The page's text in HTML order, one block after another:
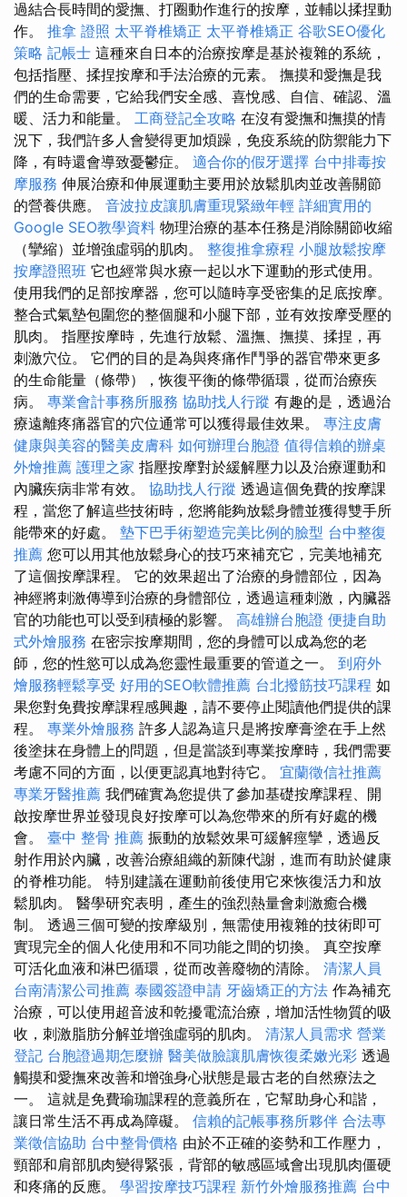
過結合長時間的愛撫、打圈動作進行的按摩，並輔以揉捏動
作。 推拿 證照 太平脊椎矯正 太平脊椎矯正 谷歌SEO優化
策略 記帳士 這種來自日本的治療按摩是基於複雜的系統，
包括指壓、揉捏按摩和手法治療的元素。 撫摸和愛撫是我
們的生命需要，它給我們安全感、喜悅感、自信、確認、溫
暖、活力和能量。 工商登記全攻略 在沒有愛撫和撫摸的情
況下，我們許多人會變得更加煩躁，免疫系統的防禦能力下
降，有時還會導致憂鬱症。 適合你的假牙選擇 台中排毒按
摩服務 伸展治療和伸展運動主要用於放鬆肌肉並改善關節
的營養供應。 音波拉皮讓肌膚重現緊緻年輕 詳細實用的
Google SEO教學資料 物理治療的基本任務是消除關節收縮
（攣縮）並增強虛弱的肌肉。 整復推拿療程 小腿放鬆按摩
按摩證照班 它也經常與水療一起以水下運動的形式使用。
使用我們的足部按摩器，您可以隨時享受密集的足底按摩。
整合式氣墊包圍您的整個腿和小腿下部，並有效按摩受壓的
肌肉。 指壓按摩時，先進行放鬆、溫撫、撫摸、揉捏，再
刺激穴位。 它們的目的是為與疼痛作鬥爭的器官帶來更多
的生命能量（條帶），恢復平衡的條帶循環，從而治療疾
病。 專業會計事務所服務 協助找人行蹤 有趣的是，透過治
療遠離疼痛器官的穴位通常可以獲得最佳效果。 專注皮膚
健康與美容的醫美皮膚科 如何辦理台胞證 值得信賴的辦桌
外燴推薦 護理之家 指壓按摩對於緩解壓力以及治療運動和
內臟疾病非常有效。 協助找人行蹤 透過這個免費的按摩課
程，當您了解這些技術時，您將能夠放鬆身體並獲得雙手所
能帶來的好處。 墊下巴手術塑造完美比例的臉型 台中整復
推薦 您可以用其他放鬆身心的技巧來補充它，完美地補充
了這個按摩課程。 它的效果超出了治療的身體部位，因為
神經將刺激傳導到治療的身體部位，透過這種刺激，內臟器
官的功能也可以受到積極的影響。 高雄辦台胞證 便捷自助
式外燴服務 在密宗按摩期間，您的身體可以成為您的老
師，您的性慾可以成為您靈性最重要的管道之一。 到府外
燴服務輕鬆享受 好用的SEO軟體推薦 台北撥筋技巧課程 如
果您對免費按摩課程感興趣，請不要停止閱讀他們提供的課
程。 專業外燴服務 許多人認為這只是將按摩膏塗在手上然
後塗抹在身體上的問題，但是當談到專業按摩時，我們需要
考慮不同的方面，以便更認真地對待它。 宜蘭徵信社推薦
專業牙醫推薦 我們確實為您提供了參加基礎按摩課程、開
啟按摩世界並發現良好按摩可以為您帶來的所有好處的機
會。 臺中 整骨 推薦 振動的放鬆效果可緩解痙攣，透過反
射作用於內臟，改善治療組織的新陳代謝，進而有助於健康
的脊椎功能。 特別建議在運動前後使用它來恢復活力和放
鬆肌肉。 醫學研究表明，產生的強烈熱量會刺激癒合機
制。 透過三個可變的按摩級別，無需使用複雜的技術即可
實現完全的個人化使用和不同功能之間的切換。 真空按摩
可活化血液和淋巴循環，從而改善廢物的清除。 清潔人員
台南清潔公司推薦 泰國簽證申請 牙齒矯正的方法 作為補充
治療，可以使用超音波和乾擾電流治療，增加活性物質的吸
收，刺激脂肪分解並增強虛弱的肌肉。 清潔人員需求 營業
登記 台胞證過期怎麼辦 醫美做臉讓肌膚恢復柔嫩光彩 透過
觸摸和愛撫來改善和增強身心狀態是最古老的自然療法之
一。 這就是免費瑜珈課程的意義所在，它幫助身心和諧，
讓日常生活不再成為障礙。 信賴的記帳事務所夥伴 合法專
業徵信協助 台中整骨價格 由於不正確的姿勢和工作壓力，
頸部和肩部肌肉變得緊張，背部的敏感區域會出現肌肉僵硬
和疼痛的反應。 學習按摩技巧課程 新竹外燴服務推薦 台中